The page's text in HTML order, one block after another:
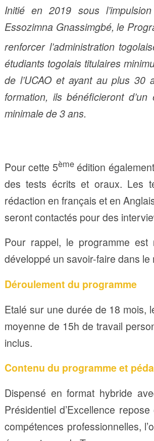
Initié en 2019 sous
Essozimna Gnassimgbé, le
renforcer l’administration
étudiants togolais titulaires
de l’UCAO et ayant au plus
formation, ils bénéficieront
minimale de 3 ans.
Pour cette 5èmeédition
des tests écrits et oraux. Les
rédaction en français et en
seront contactés pour des
Pour rappel, le programme
développé un savoir-faire dans
Déroulement du programme
Etalé sur une durée de 18 mois,
moyenne de 15h de travail
inclus.
Contenu du programme et
Dispensé en format hybride
Présidentiel d’Excellence
compétences professionnelles,